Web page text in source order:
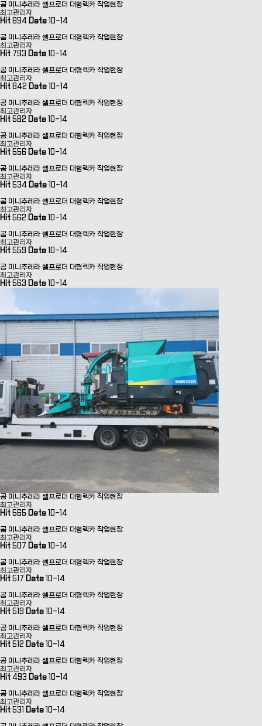
곰 미니추레라 셀프로더 대형렉카 작업현장
최고관리자
Hit 894 Date 10-14
곰 미니추레라 셀프로더 대형렉카 작업현장
최고관리자
Hit 793 Date 10-14
곰 미니추레라 셀프로더 대형렉카 작업현장
최고관리자
Hit 842 Date 10-14
곰 미니추레라 셀프로더 대형렉카 작업현장
최고관리자
Hit 582 Date 10-14
곰 미니추레라 셀프로더 대형렉카 작업현장
최고관리자
Hit 556 Date 10-14
곰 미니추레라 셀프로더 대형렉카 작업현장
최고관리자
Hit 534 Date 10-14
곰 미니추레라 셀프로더 대형렉카 작업현장
최고관리자
Hit 562 Date 10-14
곰 미니추레라 셀프로더 대형렉카 작업현장
최고관리자
Hit 559 Date 10-14
곰 미니추레라 셀프로더 대형렉카 작업현장
최고관리자
Hit 563 Date 10-14
곰 미니추레라 셀프로더 대형렉카 작업현장
최고관리자
Hit 565 Date 10-14
곰 미니추레라 셀프로더 대형렉카 작업현장
최고관리자
Hit 507 Date 10-14
곰 미니추레라 셀프로더 대형렉카 작업현장
최고관리자
Hit 517 Date 10-14
곰 미니추레라 셀프로더 대형렉카 작업현장
최고관리자
Hit 519 Date 10-14
곰 미니추레라 셀프로더 대형렉카 작업현장
최고관리자
Hit 512 Date 10-14
곰 미니추레라 셀프로더 대형렉카 작업현장
최고관리자
Hit 493 Date 10-14
곰 미니추레라 셀프로더 대형렉카 작업현장
최고관리자
Hit 531 Date 10-14